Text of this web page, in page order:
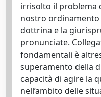
irrisolto il problema
nostro
dottrina e la
pronunciate.
fondamentali è
superamento della
capacità di agire la
nell’ambito delle